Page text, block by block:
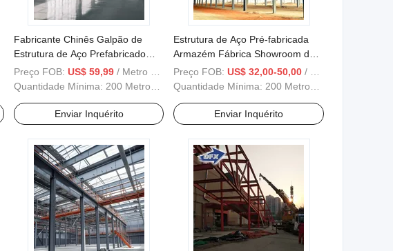
Fabricante Chinês Galpão de
Estrutura de Aço Prefabricado
Edifícios de Aço Prefabricados
Preço FOB: US$ 59,99 / Metro Quadrado
Quantidade Mínima: 200 Metros Quadrados
Enviar Inquérito
Estrutura de Aço Pré-fabricada
Armazém Fábrica Showroom de
Carros Estruturas de Aço Edifícios
Pré-fabricados Hangar
Preço FOB: US$ 32,00-50,00 / Metro Quadrado
Quantidade Mínima: 200 Metros Quadrados
Enviar Inquérito